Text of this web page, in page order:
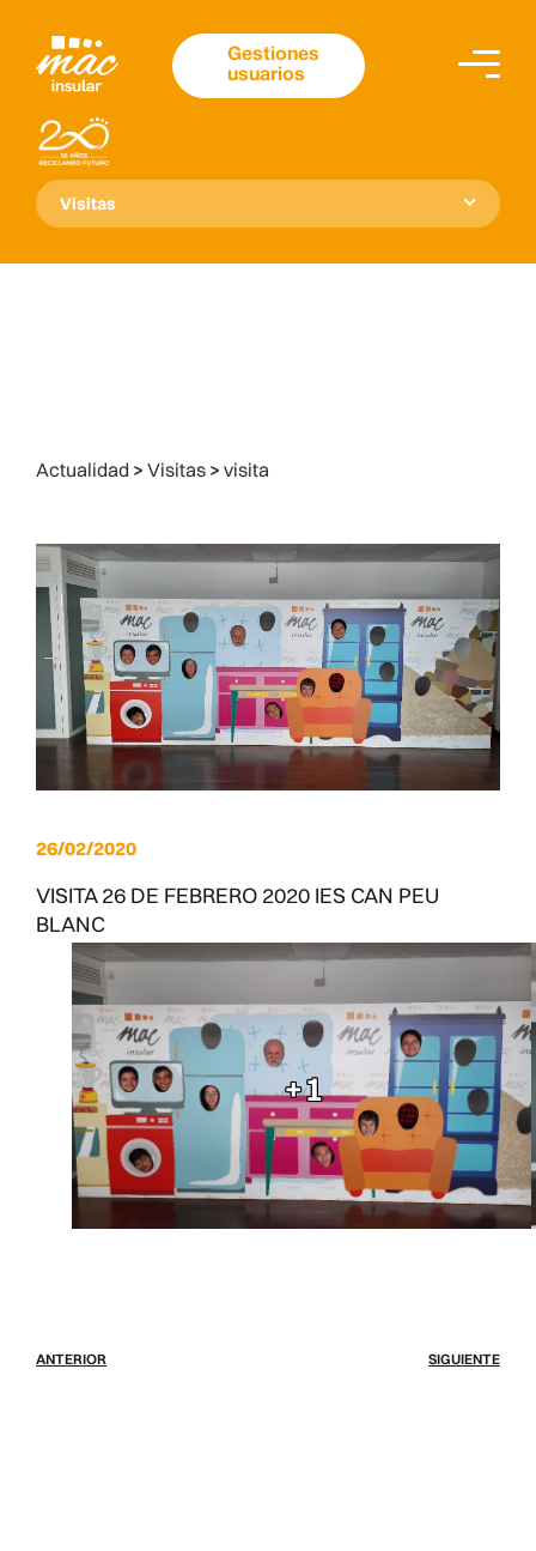
Gestiones
usuarios
Visitas
Actualidad > Visitas > visita
26/02/2020
VISITA 26 DE FEBRERO 2020 IES CAN PEU
BLANC
+1
ANTERIOR SIGUIENTE